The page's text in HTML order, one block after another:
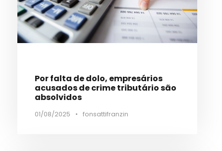
Por falta de dolo, empresários
acusados de crime tributário são
absolvidos
01/08/2025 • fonsattifranzin